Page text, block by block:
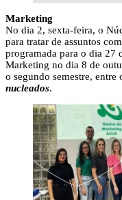
Marketing
No dia 2, sexta-feira, o
para tratar de assuntos
programada para o dia 27
Marketing no dia 8 de
o segundo semestre, entre
nucleados.